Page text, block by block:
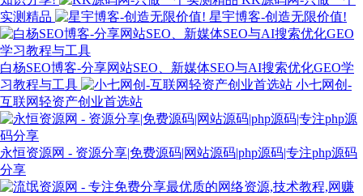
实测精品
星宇博客-创造无限价值!
白杨SEO博客-分享网站SEO、新媒体SEO与AI搜索优化GEO学
习教程与工具
小七网创-
互联网轻资产创业首选站
永恒资源网 - 资源分享|免费源码|网站源码|php源码|专注php源码
分享